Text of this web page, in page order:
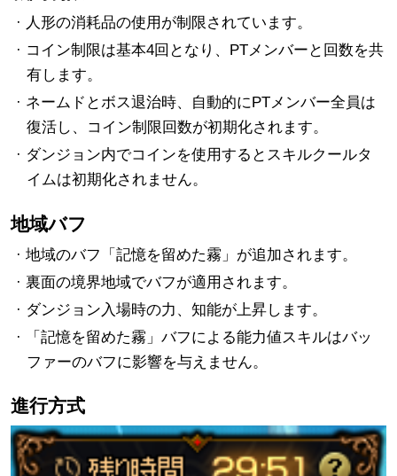
· 人形の消耗品の使用が制限されています。
· コイン制限は基本4回となり、PTメンバーと回数を共
有します。
· ネームドとボス退治時、自動的にPTメンバー全員は
復活し、コイン制限回数が初期化されます。
· ダンジョン内でコインを使用するとスキルクールタ
イムは初期化されません。
地域バフ
· 地域のバフ「記憶を留めた霧」が追加されます。
· 裏面の境界地域でバフが適用されます。
· ダンジョン入場時の力、知能が上昇します。
· 「記憶を留めた霧」バフによる能力値スキルはバッ
ファーのバフに影響を与えません。
進行方式